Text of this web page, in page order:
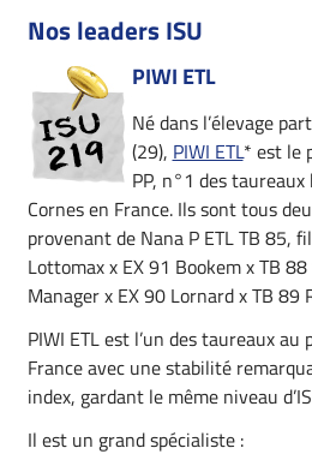
Nos leaders ISU
PIWI ETL
Né dans l’élevage
(29), PIWI ETL* est le
PP, n°1 des
Cornes en France. Ils sont tous
provenant de Nana P ETL TB 85,
Lottomax x EX 91 Bookem x TB
Manager x EX 90 Lornard x TB 89
PIWI ETL est l’un des taureaux
France avec une stabilité
index, gardant le même niveau
Il est un grand spécialiste :